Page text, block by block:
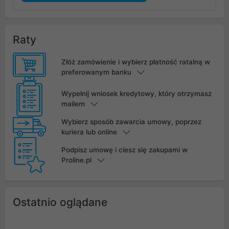
Raty
Złóż zamówienie i wybierz płatność ratalną w
preferowanym banku
Wypełnij wniosek kredytowy, który otrzymasz
mailem
Wybierz sposób zawarcia umowy, poprzez
kuriera lub online
Podpisz umowę i ciesz się zakupami w
Proline.pl
Ostatnio oglądane